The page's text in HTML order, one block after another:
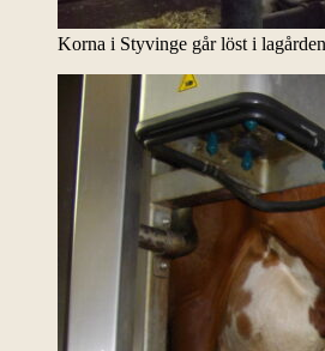
Korna i Styvinge går löst i